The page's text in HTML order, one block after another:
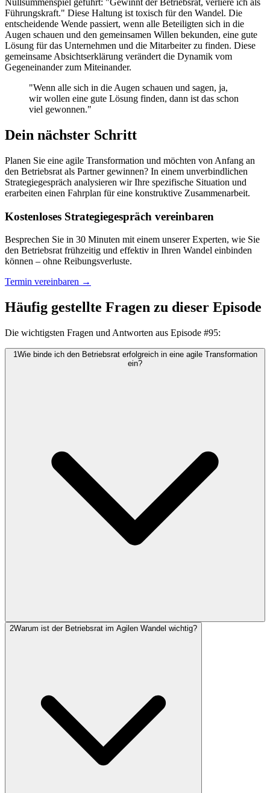
Nullsummenspiel geführt: "Gewinnt der Betriebsrat, verliere ich als
Führungskraft." Diese Haltung ist toxisch für den Wandel. Die
entscheidende Wende passiert, wenn alle Beteiligten sich in die
Augen schauen und den gemeinsamen Willen bekunden, eine gute
Lösung für das Unternehmen und die Mitarbeiter zu finden. Diese
gemeinsame Absichtserklärung verändert die Dynamik vom
Gegeneinander zum Miteinander.
"Wenn alle sich in die Augen schauen und sagen, ja,
wir wollen eine gute Lösung finden, dann ist das schon
viel gewonnen."
Dein nächster Schritt
Planen Sie eine agile Transformation und möchten von Anfang an
den Betriebsrat als Partner gewinnen? In einem unverbindlichen
Strategiegespräch analysieren wir Ihre spezifische Situation und
erarbeiten einen Fahrplan für eine konstruktive Zusammenarbeit.
Kostenloses Strategiegespräch vereinbaren
Besprechen Sie in 30 Minuten mit einem unserer Experten, wie Sie
den Betriebsrat frühzeitig und effektiv in Ihren Wandel einbinden
können – ohne Reibungsverluste.
Termin vereinbaren →
Häufig gestellte Fragen zu dieser Episode
Die wichtigsten Fragen und Antworten aus Episode #95:
1Wie binde ich den Betriebsrat erfolgreich in eine agile Transformation
ein?
2Warum ist der Betriebsrat im Agilen Wandel wichtig?